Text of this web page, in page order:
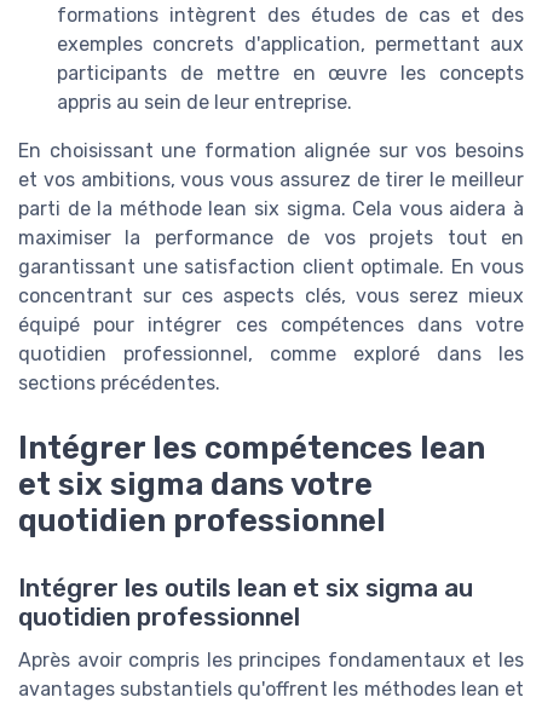
formations intègrent des études de cas et des
exemples concrets d'application, permettant aux
participants de mettre en œuvre les concepts
appris au sein de leur entreprise.
En choisissant une formation alignée sur vos besoins
et vos ambitions, vous vous assurez de tirer le meilleur
parti de la méthode lean six sigma. Cela vous aidera à
maximiser la performance de vos projets tout en
garantissant une satisfaction client optimale. En vous
concentrant sur ces aspects clés, vous serez mieux
équipé pour intégrer ces compétences dans votre
quotidien professionnel, comme exploré dans les
sections précédentes.
Intégrer les compétences lean
et six sigma dans votre
quotidien professionnel
Intégrer les outils lean et six sigma au
quotidien professionnel
Après avoir compris les principes fondamentaux et les
avantages substantiels qu'offrent les méthodes lean et